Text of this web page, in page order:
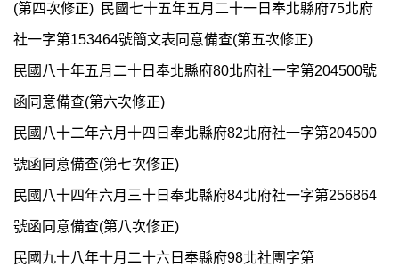
(第四次修正) 民國七十五年五月二十一日奉北縣府75北府
社一字第153464號簡文表同意備查(第五次修正)
民國八十年五月二十日奉北縣府80北府社一字第204500號
函同意備查(第六次修正)
民國八十二年六月十四日奉北縣府82北府社一字第204500
號函同意備查(第七次修正)
民國八十四年六月三十日奉北縣府84北府社一字第256864
號函同意備查(第八次修正)
民國九十八年十月二十六日奉縣府98北社團字第